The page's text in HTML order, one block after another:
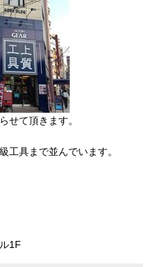
せて頂きます。
工具まで並んでいます。
1F